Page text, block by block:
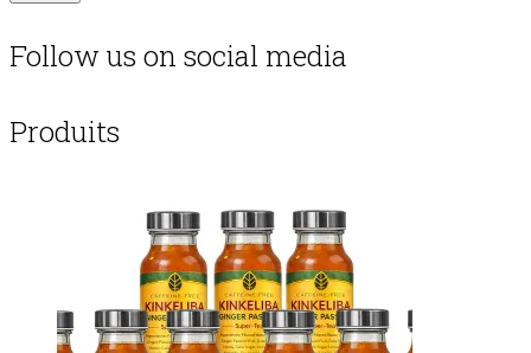
Follow us on social media
Produits